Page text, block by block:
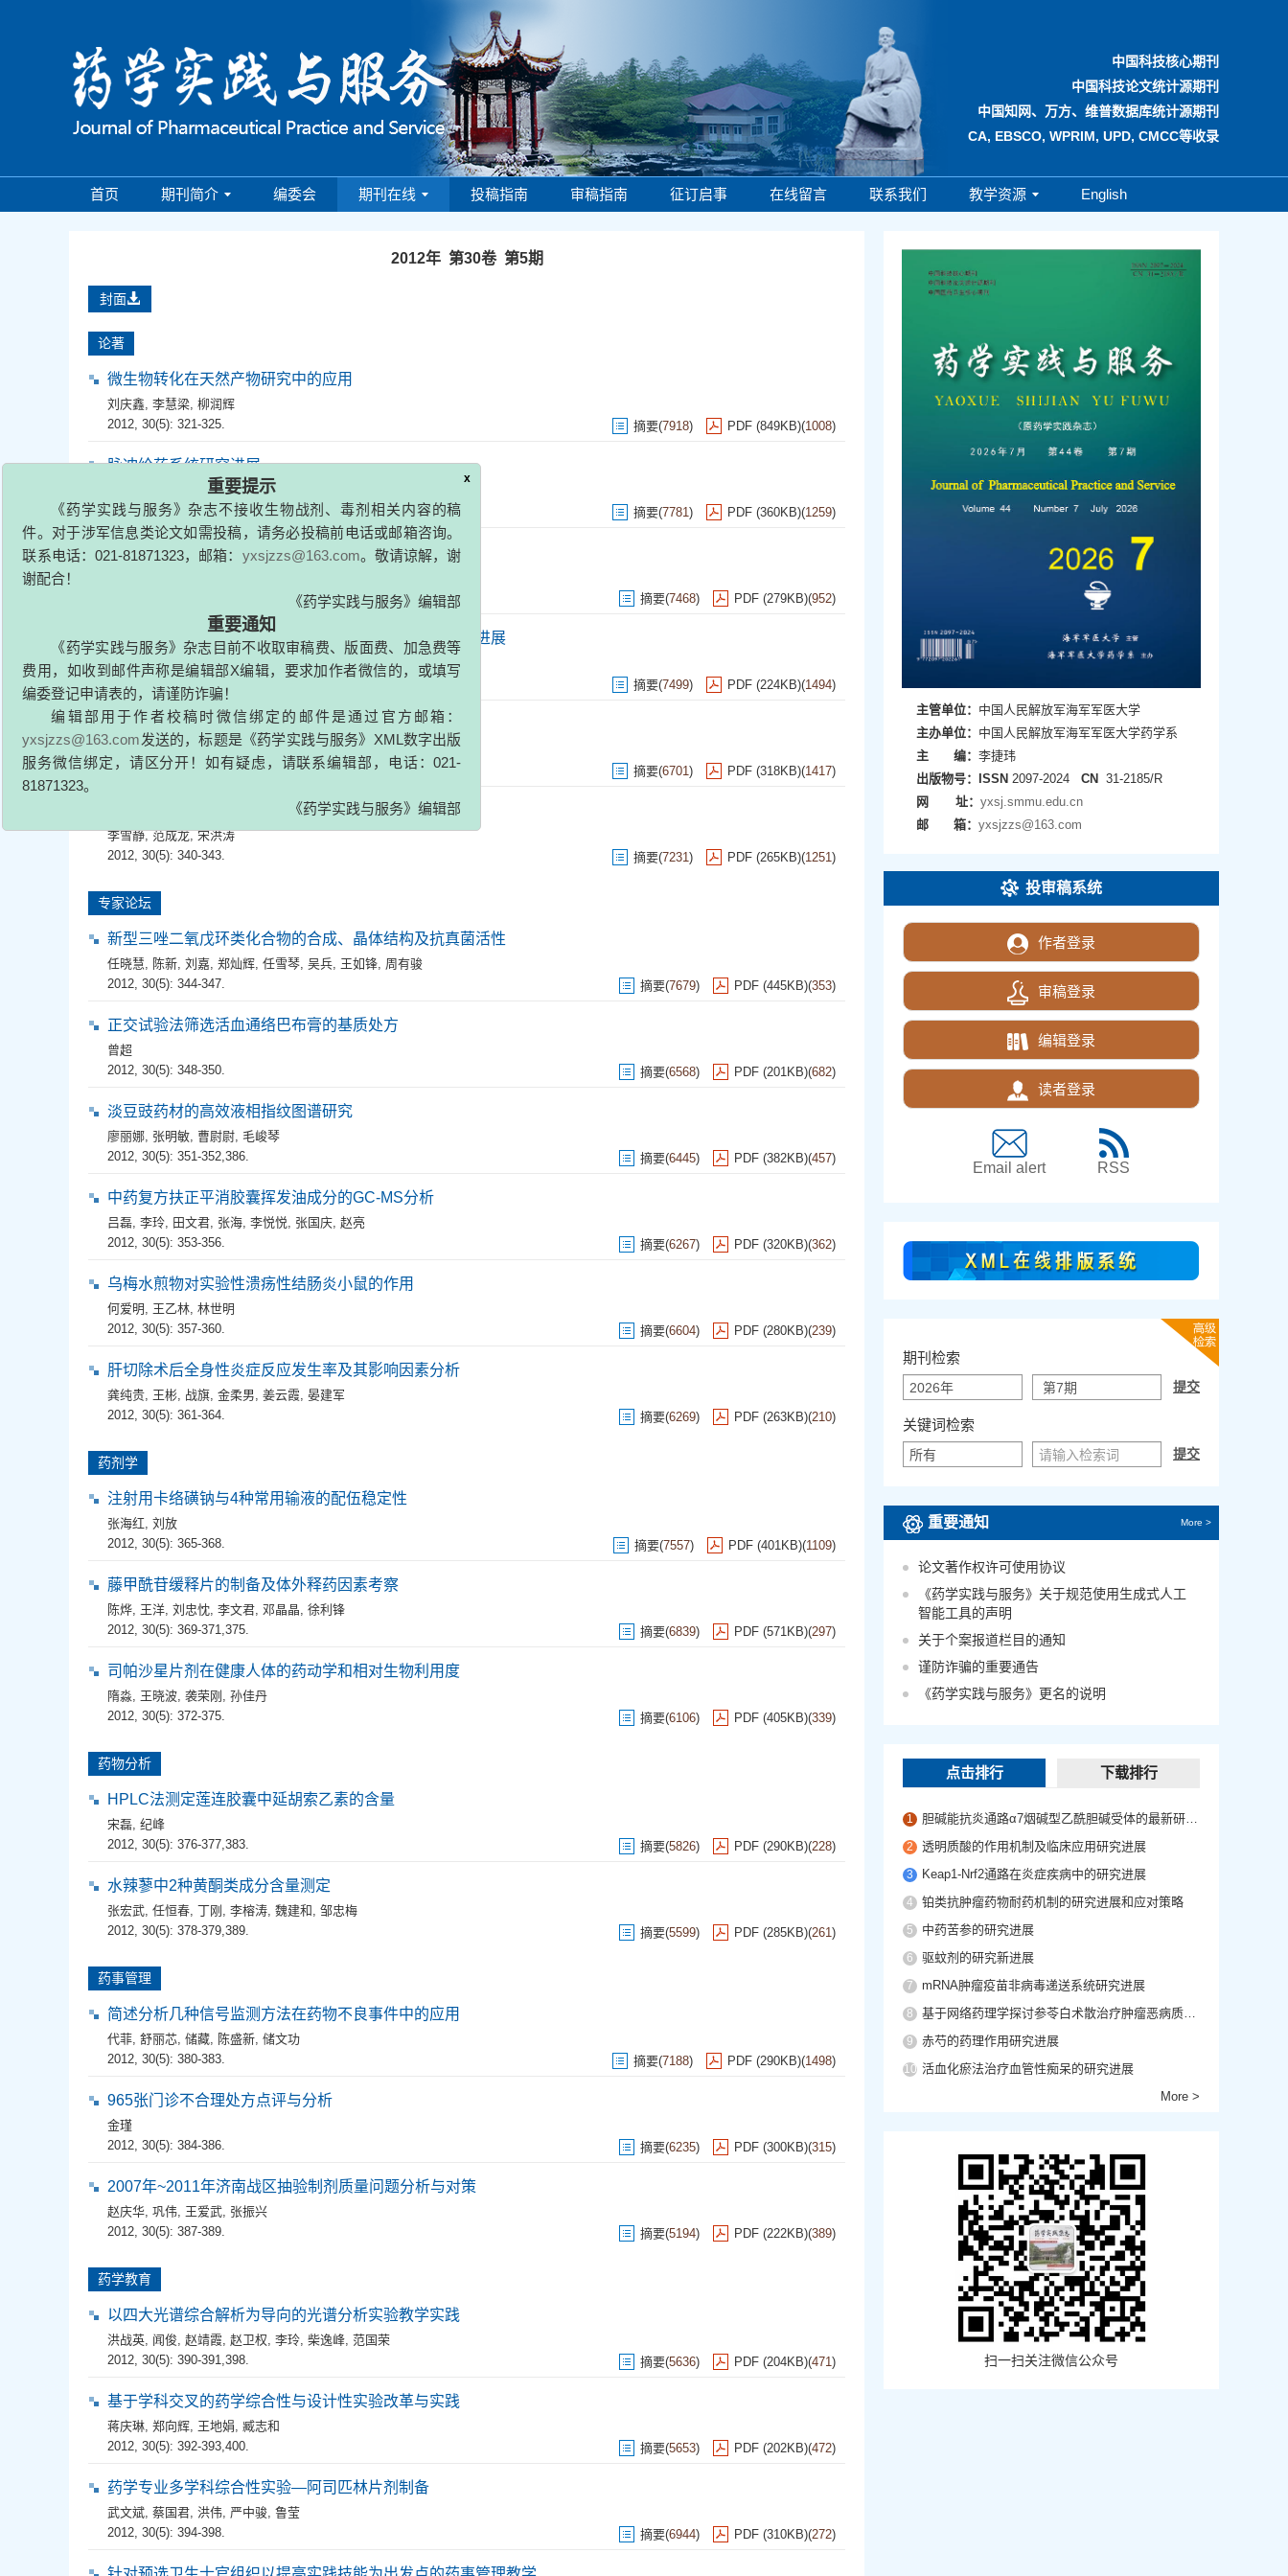
中国科技核心期刊
中国科技论文统计源期刊
中国知网、万方、维普数据库统计源期刊
CA, EBSCO, WPRIM, UPD, CMCC等收录
首页 期刊简介 编委会 期刊在线 投稿指南 审稿指南 征订启事 在线留言 联系我们 教学资源 English
重要提示
《药学实践与服务》杂志不接收生物战剂、毒剂相关内容的稿
件。对于涉军信息类论文如需投稿，请务必投稿前电话或邮箱咨询。
yxsjzzs@163.com。敬请谅解，谢
《药学实践与服务》编辑部
重要通知
《药学实践与服务》杂志目前不收取审稿费、版面费、加急费等
费用，如收到邮件声称是编辑部X编辑，要求加作者微信的，或填写
编委登记申请表的，请谨防诈骗！
编辑部用于作者校稿时微信绑定的邮件是通过官方邮箱：
yxsjzzs@163.com
服务微信绑定，请区分开！如有疑虑，请联系编辑部，电话：021-
81871323。
2012年 第30卷 第5期
封面
论著
微生物转化在天然产物研究中的应用
刘庆鑫, 李慧梁, 柳润辉
2012, 30(5): 321-325.
摘要(7918) PDF (849KB)(1008)
脉冲给药系统研究进展
杜守颖,马勇,徐攀
2012, 30(5): 326-330,343.
摘要(7781) PDF (360KB)(1259)
固体脂质纳米粒制备及应用研究进展
摘要(7468) PDF (279KB)(952)
植物中萘醌类化合物及其衍生物的抗微生物作用的研究进展
苗浩,曹颖瑛, 商庆华, 姜远英
2012, 30(5): 334-335,360.
摘要(7499) PDF (224KB)(1494)
洛匹那韦药代动力学的研究进展
姚亚敏,沐俊, 孙骥,马芳 卢洪洲 ,张丽军
2012, 30(5): 336-339.
摘要(6701) PDF (318KB)(1417)
谱效结合在中药提取纯化工艺研究中的应用
李雪静,范成龙,宋洪涛
2012, 30(5): 340-343.
摘要(7231) PDF (265KB)(1251)
专家论坛
新型三唑二氧戊环类化合物的合成、晶体结构及抗真菌活性
任晓慧, 陈新, 刘嘉, 郑灿辉, 任雪琴, 吴兵, 王如锋, 周有骏
2012, 30(5): 344-347.
摘要(7679) PDF (445KB)(353)
正交试验法筛选活血通络巴布膏的基质处方
曾超
2012, 30(5): 348-350.
摘要(6568) PDF (201KB)(682)
淡豆豉药材的高效液相指纹图谱研究
廖丽娜, 张明敏, 曹尉尉, 毛峻琴
2012, 30(5): 351-352,386.
摘要(6445) PDF (382KB)(457)
中药复方扶正平消胶囊挥发油成分的GC-MS分析
吕磊, 李玲, 田文君, 张海, 李悦悦, 张国庆, 赵亮
2012, 30(5): 353-356.
摘要(6267) PDF (320KB)(362)
乌梅水煎物对实验性溃疡性结肠炎小鼠的作用
何爱明 , 王乙林, 林世明
2012, 30(5): 357-360.
摘要(6604) PDF (280KB)(239)
肝切除术后全身性炎症反应发生率及其影响因素分析
龚纯贵, 王彬, 战旗, 金柔男, 姜云霞, 晏建军
2012, 30(5): 361-364.
摘要(6269) PDF (263KB)(210)
药剂学
注射用卡络磺钠与4种常用输液的配伍稳定性
张海红, 刘放
2012, 30(5): 365-368.
摘要(7557) PDF (401KB)(1109)
藤甲酰苷缓释片的制备及体外释药因素考察
陈烨, 王洋, 刘忠忱, 李文君, 邓晶晶, 徐利锋
2012, 30(5): 369-371,375.
摘要(6839) PDF (571KB)(297)
司帕沙星片剂在健康人体的药动学和相对生物利用度
隋淼, 王晓波, 袭荣刚 , 孙佳丹
2012, 30(5): 372-375.
摘要(6106) PDF (405KB)(339)
药物分析
HPLC法测定莲连胶囊中延胡索乙素的含量
宋磊, 纪峰
2012, 30(5): 376-377,383.
摘要(5826) PDF (290KB)(228)
水辣蓼中2种黄酮类成分含量测定
张宏武, 任恒春, 丁刚 , 李榕涛, 魏建和 , 邹忠梅
2012, 30(5): 378-379,389.
摘要(5599) PDF (285KB)(261)
药事管理
简述分析几种信号监测方法在药物不良事件中的应用
代菲, 舒丽芯, 储藏, 陈盛新, 储文功
2012, 30(5): 380-383.
摘要(7188) PDF (290KB)(1498)
965张门诊不合理处方点评与分析
金瑾
2012, 30(5): 384-386.
摘要(6235) PDF (300KB)(315)
2007年~2011年济南战区抽验制剂质量问题分析与对策
赵庆华, 巩伟, 王爱武, 张振兴
2012, 30(5): 387-389.
摘要(5194) PDF (222KB)(389)
药学教育
以四大光谱综合解析为导向的光谱分析实验教学实践
洪战英, 闻俊, 赵靖霞, 赵卫权, 李玲, 柴逸峰, 范国荣
2012, 30(5): 390-391,398.
摘要(5636) PDF (204KB)(471)
基于学科交叉的药学综合性与设计性实验改革与实践
蒋庆琳, 郑向辉, 王地娟, 臧志和
2012, 30(5): 392-393,400.
摘要(5653) PDF (202KB)(472)
药学专业多学科综合性实验—阿司匹林片剂制备
武文斌, 蔡国君, 洪伟, 严中骏, 鲁莹
2012, 30(5): 394-398.
摘要(6944) PDF (310KB)(272)
主管单位： 中国人民解放军海军军医大学
主办单位： 中国人民解放军海军军医大学药学系
主 编：李捷玮
出版物号：
ISSN 2097-2024 CN
31-2185/R
网 址：yxsj.smmu.edu.cn
邮 箱：yxsjzzs@163.com
投审稿系统
作者登录
审稿登录
编辑登录
读者登录
Email alert RSS
期刊检索
关键词检索
重要通知 More >
论文著作权许可使用协议
《药学实践与服务》关于规范使用生成式人工
智能工具的声明
关于个案报道栏目的通知
谨防诈骗的重要通告
《药学实践与服务》更名的说明
点击排行 下载排行
1 胆碱能抗炎通路α7烟碱型乙酰胆碱受体的最新研究进展
2 透明质酸的作用机制及临床应用研究进展
3 Keap1-Nrf2通路在炎症疾病中的研究进展
4 铂类抗肿瘤药物耐药机制的研究进展和应对策略
5 中药苦参的研究进展
6 驱蚊剂的研究新进展
7 mRNA肿瘤疫苗非病毒递送系统研究进展
8 基于网络药理学探讨参苓白术散治疗肿瘤恶病质的作用机制
9 赤芍的药理作用研究进展
10 活血化瘀法治疗血管性痴呆的研究进展
More >
扫一扫关注微信公众号